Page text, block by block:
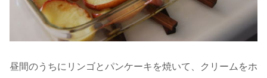
昼間のうちにリンゴとパンケーキを焼いて、クリームをホ